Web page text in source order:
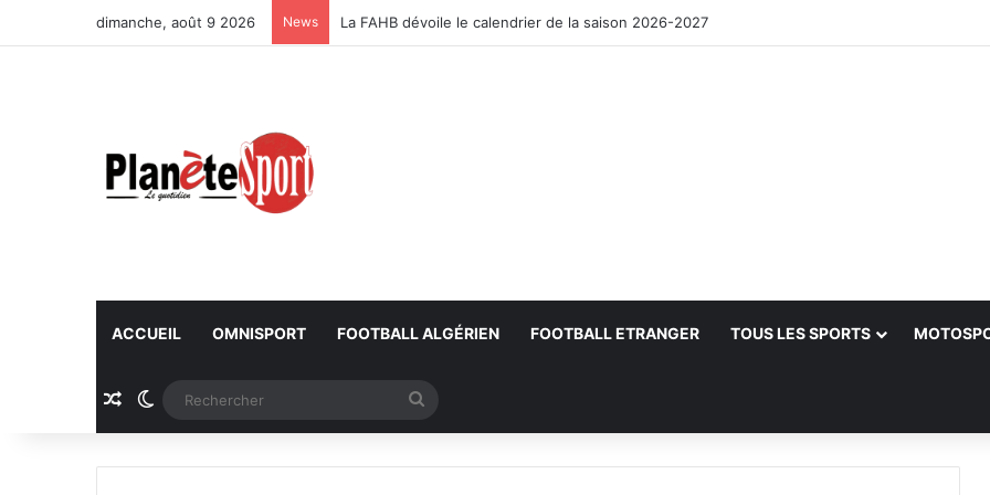
dimanche, août 9 2026 News La FAHB dévoile le calendrier de la saison 2026-2027
ACCUEIL OMNISPORT FOOTBALL ALGÉRIEN FOOTBALL ETRANGER TOUS LES SPORTS
Article Aléatoire
Switch skin